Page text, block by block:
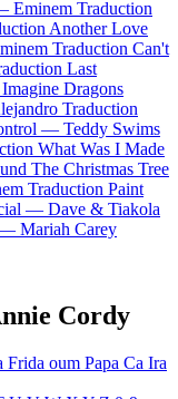
Eminem Traduction
Another Love
Traduction Can't
Last
Imagine Dragons
Traduction
— Teddy Swims
What Was I Made
The Christmas Tree
Traduction Paint
— Dave & Tiakola
— Mariah Carey
Cordy
Frida oum Papa Ca Ira